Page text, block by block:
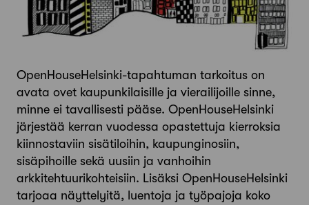
OpenHouseHelsinki-tapahtuman tarkoitus on
avata ovet kaupunkilaisille ja vierailijoille sinne,
minne ei tavallisesti pääse. OpenHouseHelsinki
järjestää kerran vuodessa opastettuja kierroksia
kiinnostaviin sisätiloihin, kaupunginosiin,
sisäpihoille sekä uusiin ja vanhoihin
arkkitehtuurikohteisiin. Lisäksi OpenHouseHelsinki
tarjoaa näyttelyitä, luentoja ja työpajoja koko